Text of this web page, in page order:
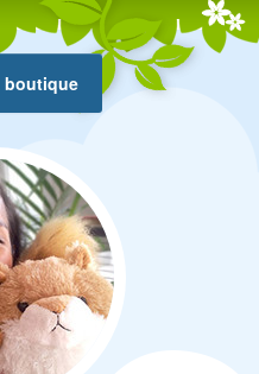
boutique